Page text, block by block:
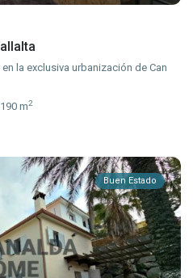
la exclusiva urbanización de Can
190 m2
Buen Estado